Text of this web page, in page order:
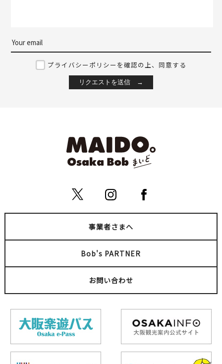
キタ（梅田・天満）
キタ（梅田・天満） スイーツ
grenier（グルニエ）
GARIGUETTE（ガリゲッ
ト）大阪店
キタ（梅田・天満）
Nintendo OSAKA（ニン
梅田
キタ（梅田・天満） ゲーム
ショッピング
大阪土産
マレーシア ボレ Malaysi
a Boleh
キタ（梅田・天満） 多国籍
プライバシーポリシーを確認の上、同意する
事業者さまへ
Bob's PARTNER
お問い合わせ